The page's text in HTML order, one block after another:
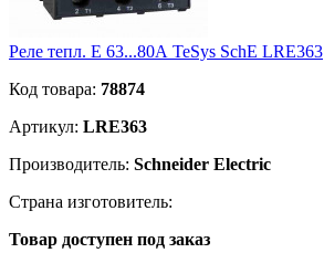
Реле тепл. E 63...80А TeSys SchE LRE363
Код товара: 78874
Артикул: LRE363
Производитель: Schneider Electric
Страна изготовитель:
Товар доступен под заказ